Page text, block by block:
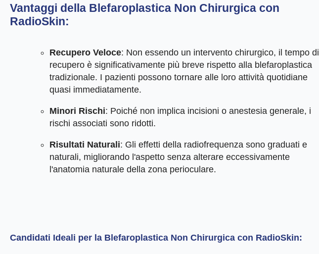
Vantaggi della Blefaroplastica Non Chirurgica con
RadioSkin:
Recupero Veloce: Non essendo un intervento chirurgico, il tempo di
recupero è significativamente più breve rispetto alla blefaroplastica
tradizionale. I pazienti possono tornare alle loro attività quotidiane
quasi immediatamente.
Minori Rischi: Poiché non implica incisioni o anestesia generale, i
rischi associati sono ridotti.
Risultati Naturali: Gli effetti della radiofrequenza sono graduati e
naturali, migliorando l'aspetto senza alterare eccessivamente
l'anatomia naturale della zona perioculare.
Candidati Ideali per la Blefaroplastica Non Chirurgica con RadioSkin: